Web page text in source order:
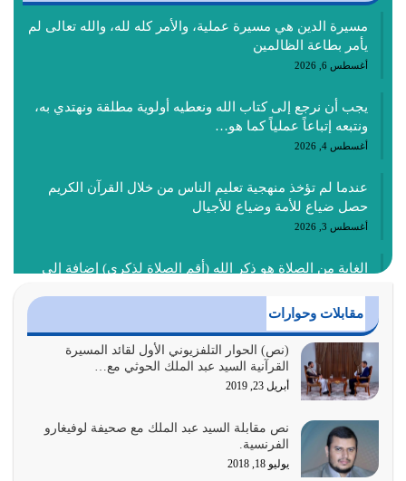
مسيرة الدين هي مسيرة عملية، والأمر كله لله، والله تعالى لم
يأمر بطاعة الظالمين
أغسطس 6, 2026
يجب أن نرجع إلى كتاب الله ونعطيه أولوية مطلقة ونهتدي به،
ونتبعه إتباعاً عملياً كما هو…
أغسطس 4, 2026
عندما لم تؤخذ منهجية تعليم الناس من خلال القرآن الكريم
حصل ضياع للأمة وضياع للأجيال
أغسطس 3, 2026
الغاية من الصلاة هو ذكر الله (أقم الصلاة لذكري) إضافة إلى
أغسطس 2, 2026
السبب الرئيسي لشقاء الأمة الابتعاد عن كتاب الله والتعدي
لحدود الله بالإضافات للدين
أغسطس 1, 2026
أبرز أسباب الشقاء هو الإعراض عن ذكر الله وعن هدى الله
المتمثل في القرآن الكريم
يوليو 31, 2026
مقابلات وحوارات
(نص) الحوار التلفزيوني الأول لقائد المسيرة
القرآنية السيد عبد الملك الحوثي مع…
أبريل 23, 2019
نص مقابلة السيد عبد الملك مع صحيفة لوفيغارو
الفرنسية.
يوليو 18, 2018